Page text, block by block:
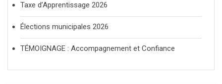
Taxe d’Apprentissage 2026
Élections municipales 2026
TÉMOIGNAGE : Accompagnement et Confiance